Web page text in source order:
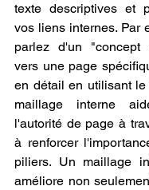
texte descriptives et
vos liens internes. Par
parlez d'un "concept
vers une page
en détail en utilisant le
maillage interne
l'autorité de page à
à renforcer
piliers. Un maillage
améliore non